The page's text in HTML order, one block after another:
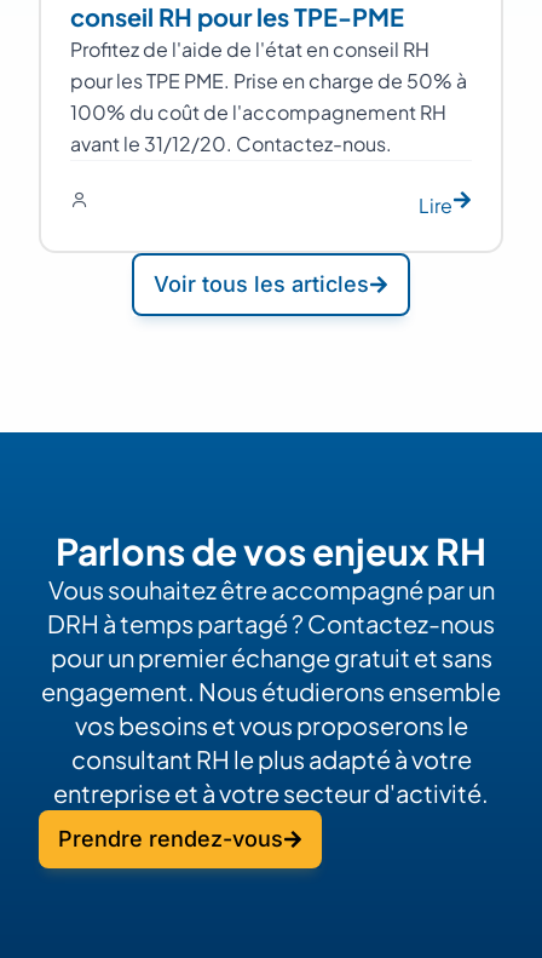
conseil RH pour les TPE-PME
Profitez de l'aide de l'état en conseil RH
pour les TPE PME. Prise en charge de 50% à
100% du coût de l'accompagnement RH
avant le 31/12/20. Contactez-nous.
Lire
Voir tous les articles
Parlons de vos enjeux RH
Vous souhaitez être accompagné par un
DRH à temps partagé ? Contactez-nous
pour un premier échange gratuit et sans
engagement. Nous étudierons ensemble
vos besoins et vous proposerons le
consultant RH le plus adapté à votre
entreprise et à votre secteur d'activité.
Prendre rendez-vous